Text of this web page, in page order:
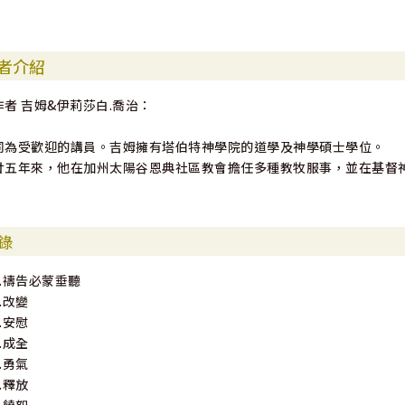
介紹
者 吉姆&伊莉莎白.喬治：
為受歡迎的講員。吉姆擁有塔伯特神學院的道學及神學碩士學位。
五年來，他在加州太陽谷恩典社區教會擔任多種教牧服事，並在基督
告必蒙垂聽
變
慰
全
氣
放